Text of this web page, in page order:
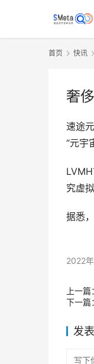
首页 快讯
奢
速途
“元宇
究虚
据悉
2022
上一篇：
下一篇：
发